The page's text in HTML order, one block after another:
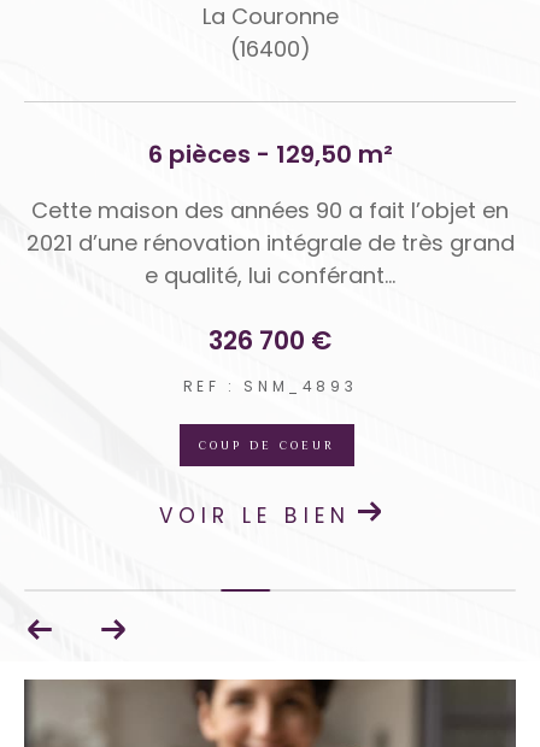
La Couronne
(16400)
6 pièces - 129,50 m²
Cette maison des années 90 a fait l’objet en
2021 d’une rénovation intégrale de très grand
e qualité, lui conférant...
326 700 €
REF : SNM_4893
COUP DE COEUR
VOIR LE BIEN